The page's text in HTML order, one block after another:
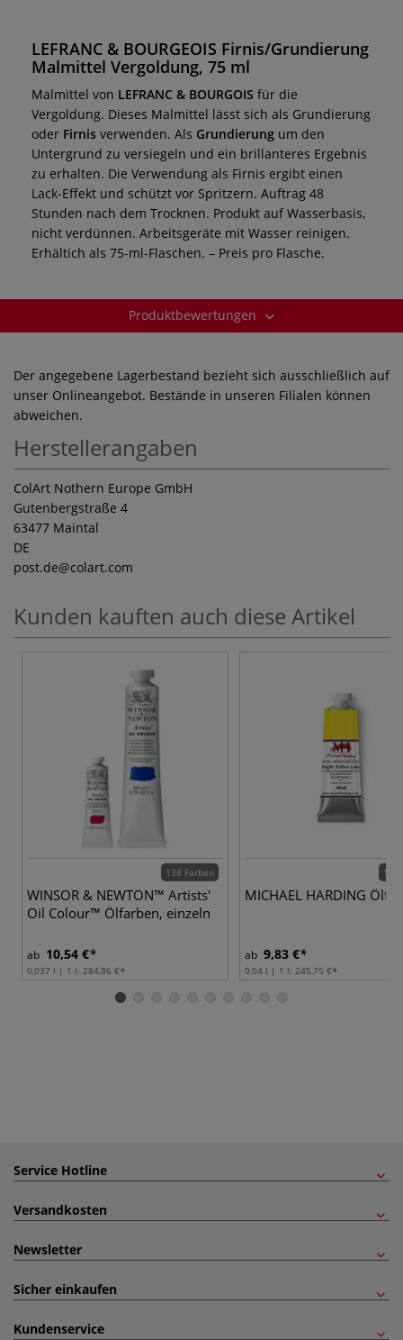
LEFRANC & BOURGEOIS Firnis/Grundierung
Malmittel Vergoldung, 75 ml
Malmittel von LEFRANC & BOURGOIS für die
Vergoldung. Dieses Malmittel lässt sich als Grundierung
oder Firnis verwenden. Als Grundierung um den
Untergrund zu versiegeln und ein brillanteres Ergebnis
zu erhalten. Die Verwendung als Firnis ergibt einen
Lack-Effekt und schützt vor Spritzern. Auftrag 48
Stunden nach dem Trocknen. Produkt auf Wasserbasis,
nicht verdünnen. Arbeitsgeräte mit Wasser reinigen.
Erhältich als 75-ml-Flaschen. – Preis pro Flasche.
Produktbewertungen
Der angegebene Lagerbestand bezieht sich ausschließlich auf
unser Onlineangebot. Bestände in unseren Filialen können
abweichen.
Herstellerangaben
ColArt Nothern Europe GmbH
Gutenbergstraße 4
63477 Maintal
DE
post.de@colart.com
Kunden kauften auch diese Artikel
138 Farben
WINSOR & NEWTON™ Artists'
Oil Colour™ Ölfarben, einzeln
ab 10,54 €
0,037 l | 1 l: 284,86 €
120
MICHAEL HARDING
ab 9,83 €
0,04 l | 1 l: 245,75 €
Service Hotline
Versandkosten
Newsletter
Sicher einkaufen
Kundenservice